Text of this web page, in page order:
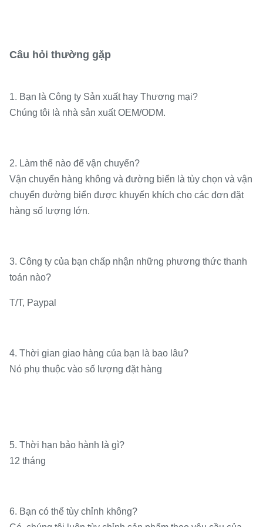
Câu hỏi thường gặp
1. Bạn là Công ty Sản xuất hay Thương mại?
Chúng tôi là nhà sản xuất OEM/ODM.
2. Làm thế nào để vận chuyển?
Vận chuyển hàng không và đường biển là tùy chọn và vận
chuyển đường biển được khuyến khích cho các đơn đặt
hàng số lượng lớn.
3. Công ty của bạn chấp nhận những phương thức thanh
toán nào?
T/T, Paypal
4. Thời gian giao hàng của bạn là bao lâu?
Nó phụ thuộc vào số lượng đặt hàng
5. Thời hạn bảo hành là gì?
12 tháng
6. Bạn có thể tùy chỉnh không?